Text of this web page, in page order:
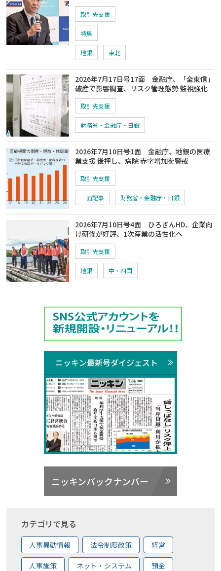
取引先支援
特集
地銀 東北
2026年7月17日号17面 金融庁、「全東信」
破産で影響調査、リスク管理態勢 監視強化
取引先支援
財務省・金融庁・日銀
2026年7月10日号1面 金融庁、地銀の医療
業支援 後押し、病院 赤字増加を警戒
取引先支援
一面記事 財務省・金融庁・日銀
2026年7月10日号4面 ひろぎんHD、企業向
け研修が好評、1次産業の活性化へ
取引先支援
地銀 中・四国
ニッキン最新号ダイジェスト
ニッキンバックナンバー
カテゴリで見る
人事異動情報 法令制度政策 経営
人事施策 ネット・システム 預金